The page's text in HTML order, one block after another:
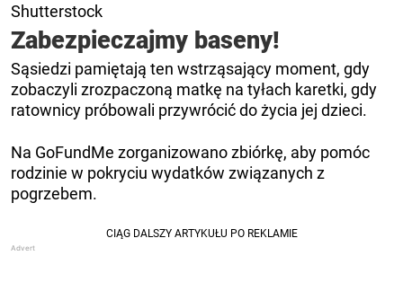
Shutterstock
Zabezpieczajmy baseny!
Sąsiedzi pamiętają ten wstrząsający moment, gdy
zobaczyli zrozpaczoną matkę na tyłach karetki, gdy
ratownicy próbowali przywrócić do życia jej dzieci.
Na GoFundMe zorganizowano zbiórkę, aby pomóc
rodzinie w pokryciu wydatków związanych z
pogrzebem.